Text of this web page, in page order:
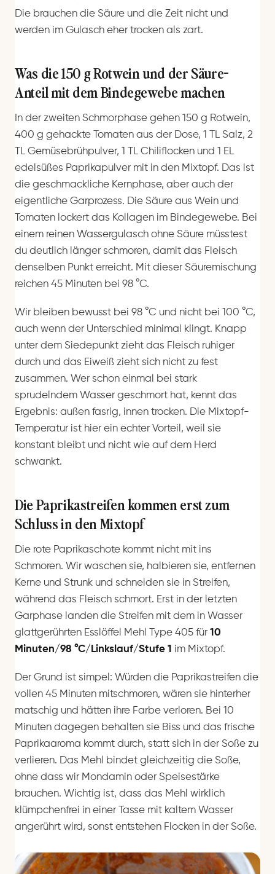
Die brauchen die Säure und die Zeit nicht und
werden im Gulasch eher trocken als zart.
Was die 150 g Rotwein und der Säure-
Anteil mit dem Bindegewebe machen
In der zweiten Schmorphase gehen 150 g Rotwein,
400 g gehackte Tomaten aus der Dose, 1 TL Salz, 2
TL Gemüsebrühpulver, 1 TL Chiliflocken und 1 EL
edelsüßes Paprikapulver mit in den Mixtopf. Das ist
die geschmackliche Kernphase, aber auch der
eigentliche Garprozess. Die Säure aus Wein und
Tomaten lockert das Kollagen im Bindegewebe. Bei
einem reinen Wassergulasch ohne Säure müsstest
du deutlich länger schmoren, damit das Fleisch
denselben Punkt erreicht. Mit dieser Säuremischung
reichen 45 Minuten bei 98 °C.
Wir bleiben bewusst bei 98 °C und nicht bei 100 °C,
auch wenn der Unterschied minimal klingt. Knapp
unter dem Siedepunkt zieht das Fleisch ruhiger
durch und das Eiweiß zieht sich nicht zu fest
zusammen. Wer schon einmal bei stark
sprudelndem Wasser geschmort hat, kennt das
Ergebnis: außen fasrig, innen trocken. Die Mixtopf-
Temperatur ist hier ein echter Vorteil, weil sie
konstant bleibt und nicht wie auf dem Herd
schwankt.
Die Paprikastreifen kommen erst zum
Schluss in den Mixtopf
Die rote Paprikaschote kommt nicht mit ins
Schmoren. Wir waschen sie, halbieren sie, entfernen
Kerne und Strunk und schneiden sie in Streifen,
während das Fleisch schmort. Erst in der letzten
Garphase landen die Streifen mit dem in Wasser
glattgerührten Esslöffel Mehl Type 405 für 10
Minuten/98 °C/Linkslauf/Stufe 1 im Mixtopf.
Der Grund ist simpel: Würden die Paprikastreifen die
vollen 45 Minuten mitschmoren, wären sie hinterher
matschig und hätten ihre Farbe verloren. Bei 10
Minuten dagegen behalten sie Biss und das frische
Paprikaaroma kommt durch, statt sich in der Soße zu
verlieren. Das Mehl bindet gleichzeitig die Soße,
ohne dass wir Mondamin oder Speisestärke
brauchen. Wichtig ist, dass das Mehl wirklich
klümpchenfrei in einer Tasse mit kaltem Wasser
angerührt wird, sonst entstehen Flocken in der Soße.